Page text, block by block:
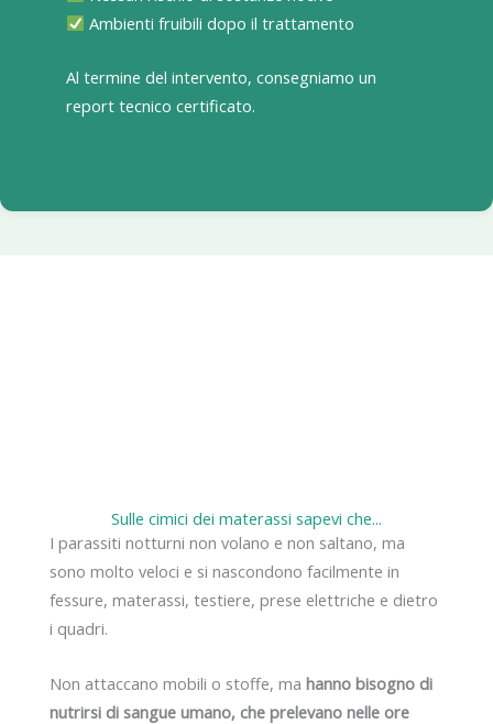
Ambienti fruibili dopo il trattamento
Al termine del intervento, consegniamo un
report tecnico certificato.
Sulle cimici dei materassi sapevi che...
I parassiti notturni non volano e non saltano, ma
sono molto veloci e si nascondono facilmente in
fessure, materassi, testiere, prese elettriche e dietro
i quadri.
Non attaccano mobili o stoffe, ma hanno bisogno di
nutrirsi di sangue umano, che prelevano nelle ore